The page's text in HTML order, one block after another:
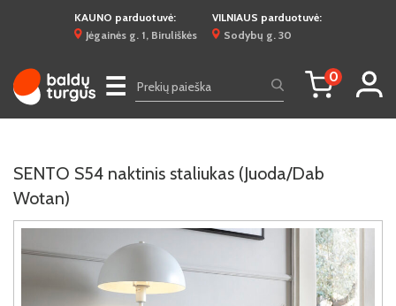
KAUNO parduotuvė:
Jėgainės g. 1, Biruliškės
VILNIAUS parduotuvė:
Sodybų g. 30
☰ 0
SENTO S54 naktinis staliukas (Juoda/Dab
Wotan)